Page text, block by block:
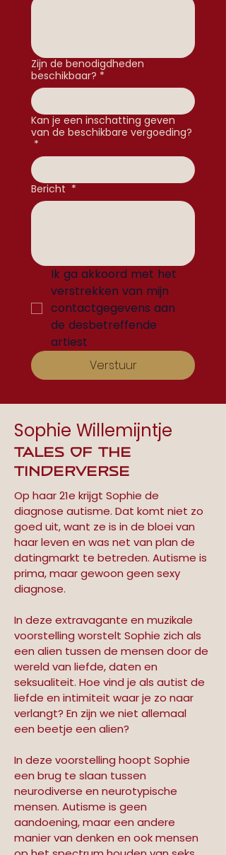
Zijn de benodigdheden
beschikbaar? *
Kan je een inschatting geven
van de beschikbare vergoeding?
*
Bericht *
Ik ga akkoord met het
verstrekken van mijn
contactgegevens aan
de desbetreffende
artiest
Verstuur
Sophie Willemijntje
Tales of the
Tinderverse
Op haar 21e krijgt Sophie de
diagnose autisme. Dat komt niet zo
goed uit, want ze is in de bloei van
haar leven en was net van plan de
datingmarkt te betreden. Autisme is
prima, maar gewoon geen sexy
diagnose.
In deze extravagante en muzikale
voorstelling worstelt Sophie zich als
een alien tussen de mensen door de
wereld van liefde, daten en
seksualiteit. Hoe vind je als autist de
liefde en intimiteit waar je zo naar
verlangt? En zijn we niet allemaal
een beetje een alien?
In deze voorstelling hoopt Sophie
een brug te slaan tussen
neurodiverse en neurotypische
mensen. Autisme is geen
aandoening, maar een andere
manier van denken en ook mensen